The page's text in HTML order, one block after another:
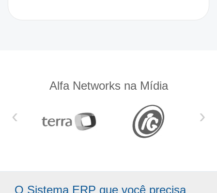
Alfa Networks na Mídia
‹ ›
O Sistema ERP que você precisa